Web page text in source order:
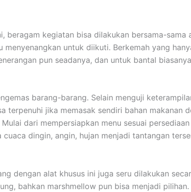
kegiatan bisa dilakukan bersama-sama
untuk diikuti. Berkemah yang
pun seadanya, dan untuk bantal
barang-barang. Selain menguji
jika memasak sendiri bahan makanan
dari mempersiapkan menu sesuai
dingin, angin, hujan menjadi tantangan
dengan alat khusus ini juga seru dilakukan
bahkan marshmellow pun bisa menjadi